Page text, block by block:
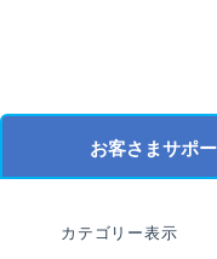
お客さまサポ
カテゴリー表示